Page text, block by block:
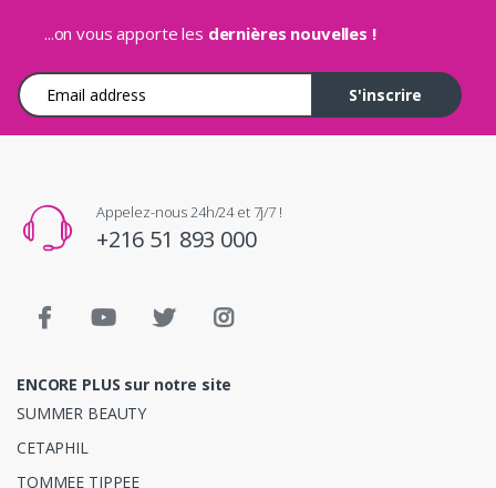
...on vous apporte les dernières nouvelles !
Adresse e-mail
S'inscrire
Appelez-nous 24h/24 et 7j/7 !
+216 51 893 000
ENCORE PLUS sur notre site
SUMMER BEAUTY
CETAPHIL
TOMMEE TIPPEE